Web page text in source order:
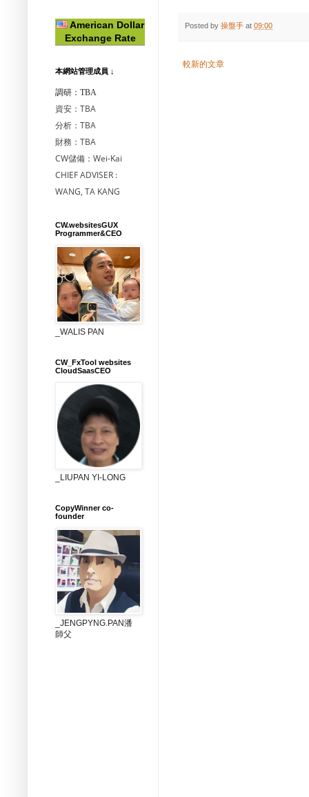
Posted by 操盤手 at 09:00
較新的文章
American Dollar
Exchange Rate
本網站管理成員 ↓
調研：TBA
資安：TBA
分析：TBA
財務：TBA
CW儲備：Wei-Kai
CHIEF ADVISER :
WANG, TA KANG
CW.websitesGUX
Programmer&CEO
_WALIS PAN
CW_FxTool websites
CloudSaasCEO
_LIUPAN YI-LONG
CopyWinner co-
founder
_JENGPYNG.PAN潘
師父